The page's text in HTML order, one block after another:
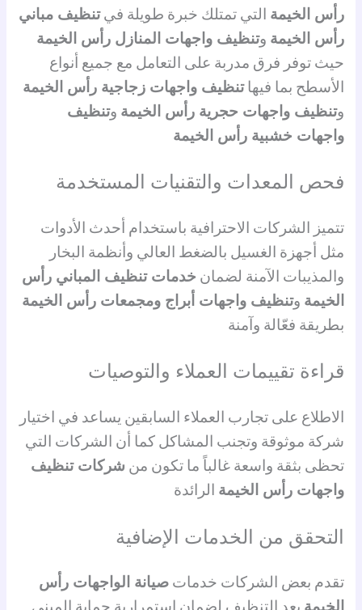
رأس الخيمة التي تمتلك خبرة طويلة فيتنظيف مباني
رأس الخيمة وتنظيف واجهات المنازل رأس الخيمة
حيث توفر فرق مدربة على التعامل مع جميع أنواع
الأسطح بما فيهاتنظيف واجهات زجاجية رأس الخيمة
وتنظيف واجهات حجرية رأس الخيمة وتنظيف
واجهات خشبية رأس الخيمة
فحص المعدات والتقنيات المستخدمة
تتميز الشركات الاحترافية باستخدام أحدث الأدوات
مثل أجهزة الغسيل بالضغط العالي وأنظمة البخار
والمذيبات الآمنة لضمان خدمات تنظيف المباني رأس
الخيمة وتنظيف واجهات أبراج ومجمعات رأس الخيمة
بطريقة فعّالة وآمنة
قراءة تقييمات العملاء والتوصيات
الاطلاع على تجارب العملاء السابقين يساعد في اختيار
شركة موثوقة وتجنب المشاكل كما أن الشركات التي
تحظى بثقة واسعة غالباً ما تكون من شركات تنظيف
واجهات رأس الخيمة الرائدة
التحقق من الخدمات الإضافية
تقدم بعض الشركات خدماتصيانة الواجهات رأس